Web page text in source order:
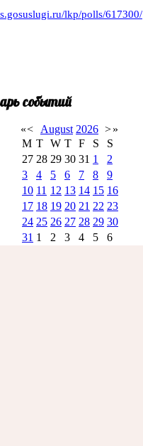
lkp/polls/617300/
событий
«< August 2026 >»
M T W T F S
S
27 28 29 30 31 1
2
3
4 5 6 7 8
9
10 11 12 13 14 15 16
17 18 19 20 21 22 23
24 25 26 27 28 29 30
31 1 2 3 4 5 6